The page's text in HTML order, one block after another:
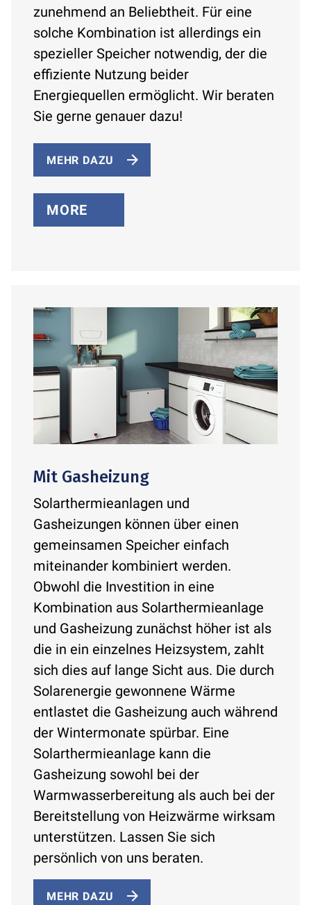
zunehmend an Beliebtheit. Für eine
solche Kombination ist allerdings ein
spezieller Speicher notwendig, der die
effiziente Nutzung beider
Energiequellen ermöglicht. Wir beraten
Sie gerne genauer dazu!
MEHR DAZU
MORE
Mit Gasheizung
Solarthermieanlagen und
Gasheizungen können über einen
gemeinsamen Speicher einfach
miteinander kombiniert werden.
Obwohl die Investition in eine
Kombination aus Solarthermieanlage
und Gasheizung zunächst höher ist als
die in ein einzelnes Heizsystem, zahlt
sich dies auf lange Sicht aus. Die durch
Solarenergie gewonnene Wärme
entlastet die Gasheizung auch während
der Wintermonate spürbar. Eine
Solarthermieanlage kann die
Gasheizung sowohl bei der
Warmwasserbereitung als auch bei der
Bereitstellung von Heizwärme wirksam
unterstützen. Lassen Sie sich
persönlich von uns beraten.
MEHR DAZU